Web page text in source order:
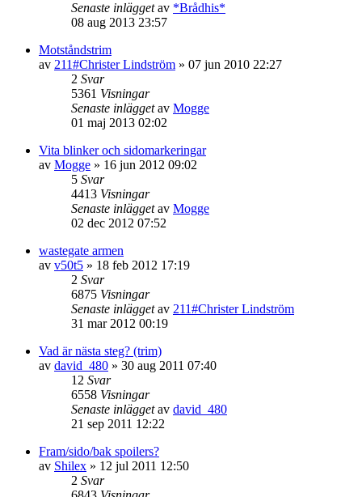
Senaste inläggetav *Brådhis*
08 aug 2013 23:57
Motståndstrim
av 211#Christer Lindström » 07 jun 2010 22:27
2 Svar
5361 Visningar
Senaste inläggetav Mogge
01 maj 2013 02:02
Vita blinker och sidomarkeringar
av Mogge » 16 jun 2012 09:02
5 Svar
4413 Visningar
Senaste inläggetav Mogge
02 dec 2012 07:52
wastegate armen
av v50t5 » 18 feb 2012 17:19
2 Svar
6875 Visningar
Senaste inläggetav 211#Christer Lindström
31 mar 2012 00:19
Vad är nästa steg? (trim)
av david_480 » 30 aug 2011 07:40
12 Svar
6558 Visningar
Senaste inläggetav david_480
21 sep 2011 12:22
Fram/sido/bak spoilers?
av Shilex » 12 jul 2011 12:50
2 Svar